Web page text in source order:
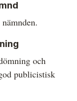
och
publicistisk